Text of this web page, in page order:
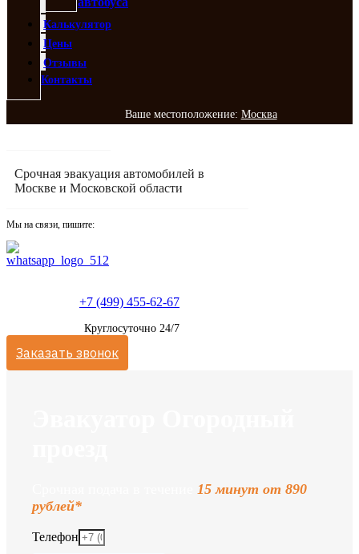
Калькулятор
Цены
Отзывы
Контакты
Ваше местоположение: Москва
Срочная эвакуация автомобилей в
Москве и Московской области
Мы на связи, пишите:
+7 (499) 455-62-67
Круглосуточно 24/7
Заказать звонок
15 минут от 890
рублей*
Телефон